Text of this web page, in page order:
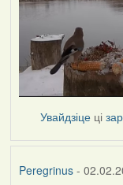
Увайдзіце ці
Peregrinus-